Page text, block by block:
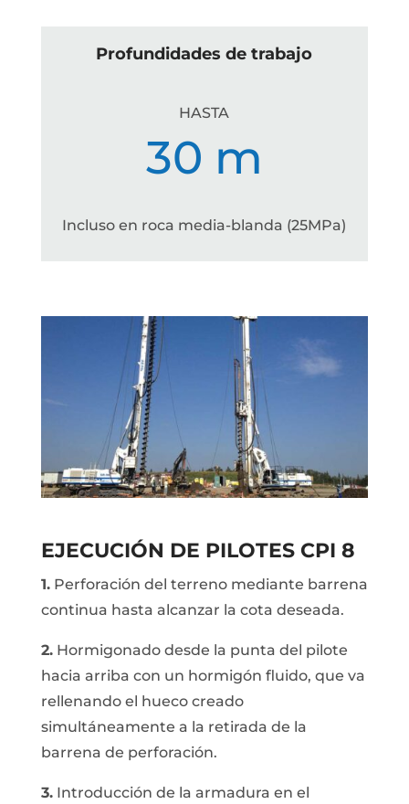
Profundidades de trabajo
HASTA
30 m
Incluso en roca media-blanda (25MPa)
EJECUCIÓN DE PILOTES CPI 8
1.Perforación del terreno mediante barrena
continua hasta alcanzar la cota deseada.
2.Hormigonado desde la punta del pilote
hacia arriba con un hormigón fluido, que va
rellenando el hueco creado
simultáneamente a la retirada de la
barrena de perforación.
3.Introducción de la armadura en el